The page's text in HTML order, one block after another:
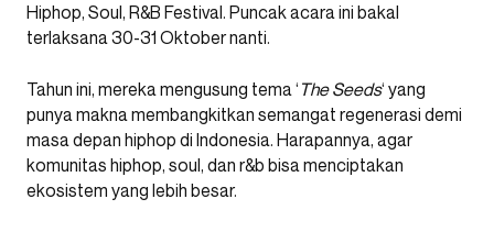
Hiphop, Soul, R&B Festival. Puncak acara ini bakal
terlaksana 30-31 Oktober nanti.
Tahun ini, mereka mengusung tema ‘ The Seeds‘ yang
punya makna membangkitkan semangat regenerasi demi
masa depan hiphop di Indonesia. Harapannya, agar
komunitas hiphop, soul, dan r&b bisa menciptakan
ekosistem yang lebih besar.